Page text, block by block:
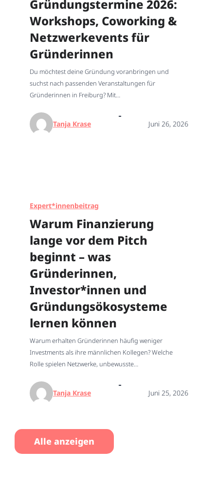
Gründungstermine 2026:
Workshops, Coworking &
Netzwerkevents für
Gründerinnen
Du möchtest deine Gründung voranbringen und
suchst nach passenden Veranstaltungen für
Gründerinnen in Freiburg? Mit…
Tanja Krase Juni 26, 2026
Expert*innenbeitrag
Warum Finanzierung
lange vor dem Pitch
beginnt – was
Gründerinnen,
Investor*innen und
Gründungsökosysteme
lernen können
Warum erhalten Gründerinnen häufig weniger
Investments als ihre männlichen Kollegen? Welche
Rolle spielen Netzwerke, unbewusste…
Tanja Krase Juni 25, 2026
Alle anzeigen